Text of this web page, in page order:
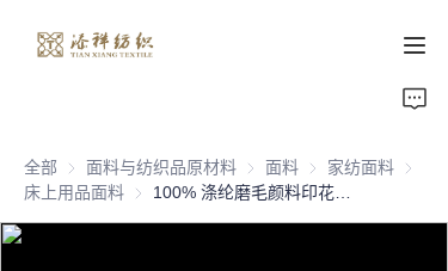
全部 面料与纺织品原材料 面料与纺织品原材料
面料 面料家纺面料 家纺面
床上用品面料 床上用品面料
关于我们